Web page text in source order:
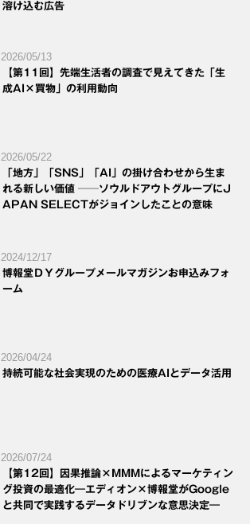
溶け込む広告
2026/05/13
【第11回】先端生活者の調査で見えてきた「生
成AI×買物」の利用動向
2026/05/22
「地方」「SNS」「AI」の掛け合わせから生ま
れる新しい価値 ──ソウルドアウトグループにJ
APAN SELECTがジョインしたことの意味
2024/12/17
博報堂ＤＹグループメールマガジンお申込みフォ
ーム
2026/04/24
持続可能な社会実現のための医療AIとデータ活用
2026/07/24
【第12回】因果推論×MMMによるマーケティン
グ投資の最適化―エディオン×博報堂がGoogle
と共同で実践するデータドリブンな意思決定―